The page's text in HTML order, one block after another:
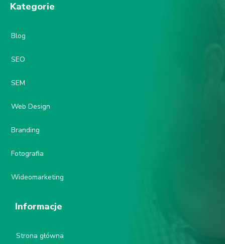
Kategorie
Blog
SEO
SEM
Web Design
Branding
Fotografia
Wideomarketing
Informacje
Strona główna